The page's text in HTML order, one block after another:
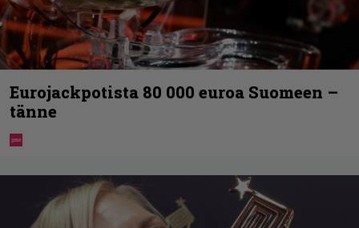
Eurojackpotista 80 000 euroa Suomeen –
tänne